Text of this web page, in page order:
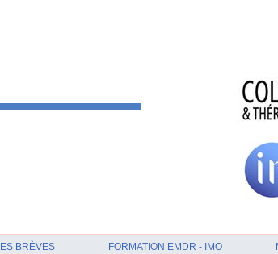
BRÈVES FORMATION EMDR - IMO